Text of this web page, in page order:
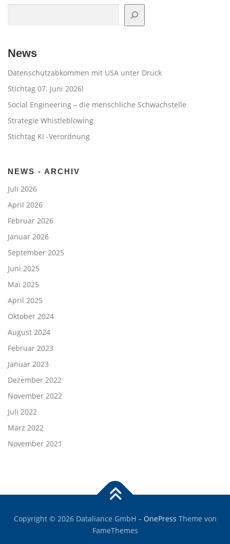
News
Datenschutzabkommen mit USA unter Druck
Stichtag 07. Juni 2026!
Social Engineering – die menschliche Schwachstelle
Strategie Whistleblowing
Stichtag KI -Verordnung
NEWS - ARCHIV
Juli 2026
April 2026
Februar 2026
Januar 2026
September 2025
Juni 2025
Mai 2025
April 2025
Oktober 2024
August 2024
Februar 2023
Januar 2023
Dezember 2022
November 2022
Juli 2022
März 2022
November 2021
Copyright © 2026 Dataliance GmbH – OnePress Theme von
FameThemes